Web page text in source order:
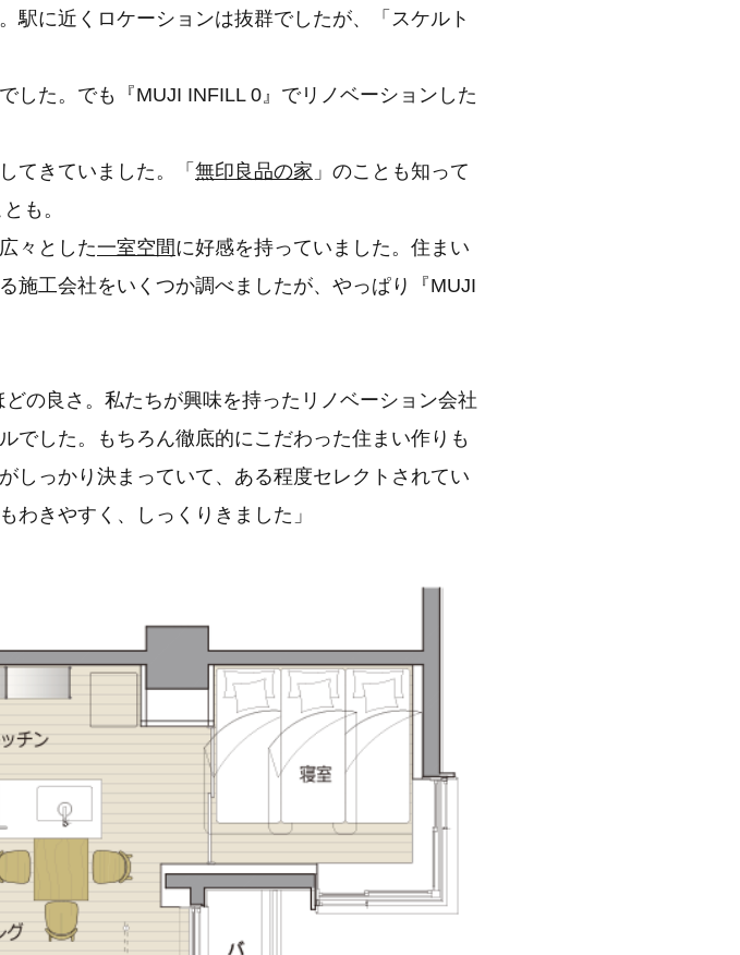
駅に近くロケーションは抜群でしたが、「スケルト
した。でも『MUJI INFILL 0』でリノベーションした
てきていました。「 無印良品の家 」のことも知って
も。
々とした一室空間に好感を持っていました。住まい
施工会社をいくつか調べましたが、やっぱり『MUJI
の良さ。私たちが興味を持ったリノベーション会社
でした。もちろん徹底的にこだわった住まい作りも
しっかり決まっていて、ある程度セレクトされてい
わきやすく、しっくりきました」